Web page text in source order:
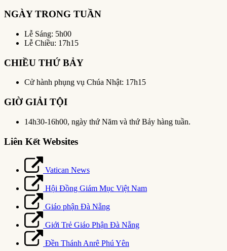
NGÀY TRONG TUẦN
Lễ Sáng: 5h00
Lễ Chiều: 17h15
CHIỀU THỨ BẢY
Cử hành phụng vụ Chúa Nhật: 17h15
GIỜ GIẢI TỘI
14h30-16h00, ngày thứ Năm và thứ Bảy hàng tuần.
Liên Kết Websites
Vatican News
Hội Đồng Giám Mục Việt Nam
Giáo phận Đà Nẵng
Giới Trẻ Giáo Phận Đà Nẵng
Đền Thánh Anrê Phú Yên